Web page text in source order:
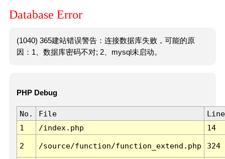
Database Error
(1040) 365建站错误警告：连接数据库失败，可能的原
因：1、数据库密码不对; 2、mysql未启动。
PHP Debug
No. File
Line
1
/index.php 14
2 /source/function/function_extend.php 324